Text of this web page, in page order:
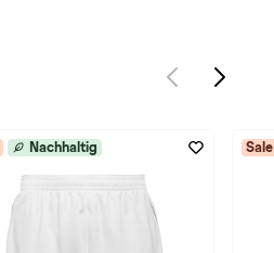
Nachhaltig Sale